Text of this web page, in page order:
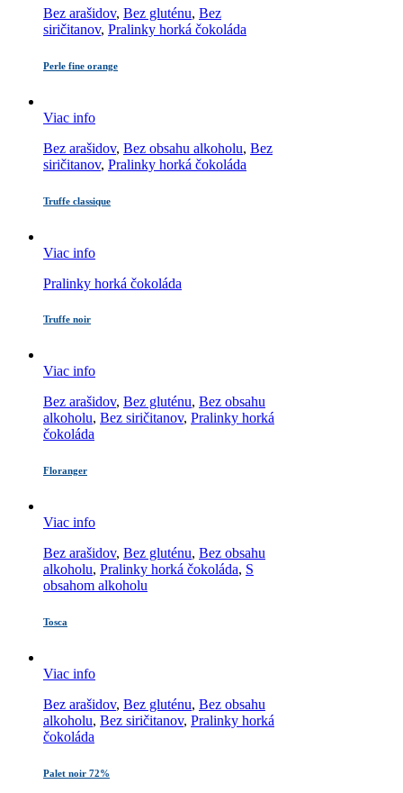
Bez arašidov, Bez gluténu, Bez
siričitanov, Pralinky horká čokoláda
Perle fine orange
Viac info
Bez arašidov, Bez obsahu alkoholu, Bez
siričitanov, Pralinky horká čokoláda
Truffe classique
Viac info
Pralinky horká čokoláda
Truffe noir
Viac info
Bez arašidov, Bez gluténu, Bez obsahu
alkoholu, Bez siričitanov, Pralinky horká
čokoláda
Floranger
Viac info
Bez arašidov, Bez gluténu, Bez obsahu
alkoholu, Pralinky horká čokoláda, S
obsahom alkoholu
Tosca
Viac info
Bez arašidov, Bez gluténu, Bez obsahu
alkoholu, Bez siričitanov, Pralinky horká
čokoláda
Palet noir 72%